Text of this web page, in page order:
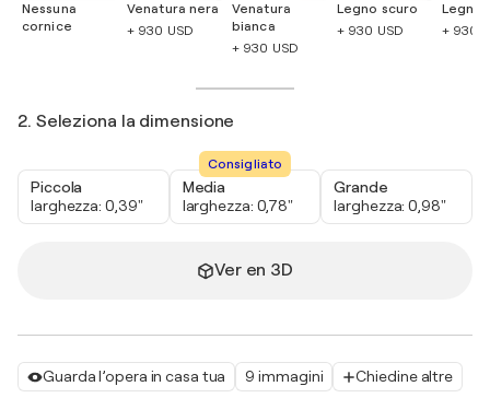
Guarda l’opera in casa tua 9 immagini Chiedine altre
Nessuna
cornice
Venatura nera
+ 930 USD
Venatura
bianca
+ 930 USD
Legno scuro
+ 930 USD
Legno
+ 930
2. Seleziona la dimensione
Piccola
larghezza: 0,39"
Consigliato
Media
larghezza: 0,78"
Grande
larghezza: 0,98"
Ver en 3D